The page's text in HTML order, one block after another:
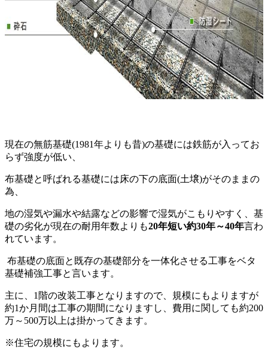
現在の無筋基礎(1981年よりも昔)の基礎には鉄筋が入ってお
らず強度が低い、
布基礎と呼ばれる基礎には床の下の底面(土壌)がそのままの
為、
地の湿気や漏水や結露などの影響で湿気がこもりやすく、基
礎の劣化が現在の耐用年数よりも20年短い約30年～40年言わ
れています。
布基礎の底面と既存の基礎部分を一体化させる工事をベタ
基礎補強工事と言います。
主に、1階の改装工事となりますので、規模にもよりますが
約1か月間は工事の期間になりますし、費用に関しても約200
万～500万以上は掛かってきます。
※住宅の規模にもよります。